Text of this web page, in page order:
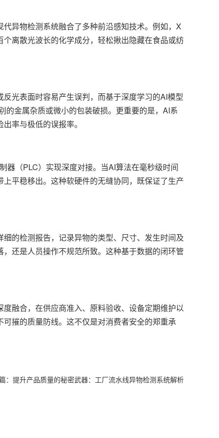
异物检测系统融合了多种前沿感知技术。例如，X
离散光波长的化学成分，轻松揪出隐藏在食品或纺
光表面时容易产生误判，而基于深度学习的AI模型
金属杂质或微小的包装破损。更重要的是，AI系
率与极低的误报率。
器（PLC）实现深度对接。当AI算法在毫秒级时间
平稳移出。这种软硬件的无缝协同，既保证了生产
的检测报告，记录异物的类型、尺寸、发生时间及
还是人员操作不规范所致。这种基于数据的闭环管
融合，在供应商准入、原料验收、设备定期维护以
摧的质量防线。这不仅是对消费者安全的郑重承
： 提升产品质量的秘密武器：工厂流水线异物检测系统解析